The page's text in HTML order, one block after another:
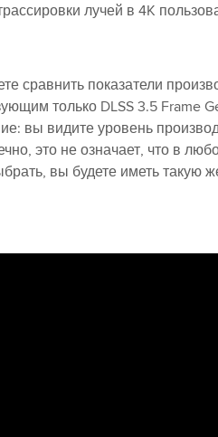
лучей в 4K
сравнить показатели
только DLSS 3.5 Frame
вы видите уровень
это не означает, что в
вы будете иметь такую